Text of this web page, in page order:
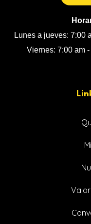
Lunes a jueves: 7:00
Viernes: 7:00 am